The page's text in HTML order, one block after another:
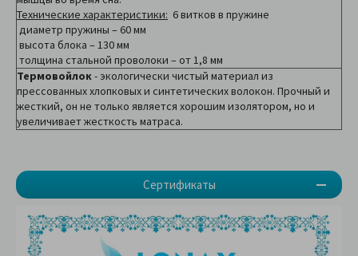
Сертификаты
Технические характеристики: 6 витков в пружине
диаметр пружины – 60 мм
высота блока – 130 мм
толщина стальной проволоки – от 1,8 мм
Термовойлок- экологически чистый материал из
прессованных хлопковых и синтетических волокон. Прочный и
жесткий, он не только является хорошим изолятором, но и
увеличивает жесткость матраса.